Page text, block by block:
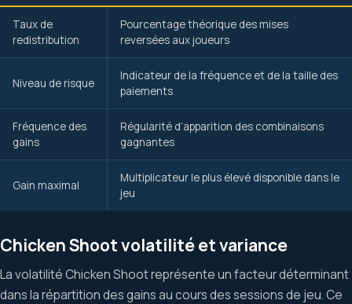
Taux de
redistribution
Pourcentage théorique des mises
reversées aux joueurs
Niveau de risque
Indicateur de la fréquence et de la taille des
paiements
Fréquence des
gains
Régularité d’apparition des combinaisons
gagnantes
Gain maximal
Multiplicateur le plus élevé disponible dans le
jeu
Chicken Shoot volatilité et variance
La volatilité Chicken Shoot représente un facteur déterminant
dans la répartition des gains au cours des sessions de jeu. Ce